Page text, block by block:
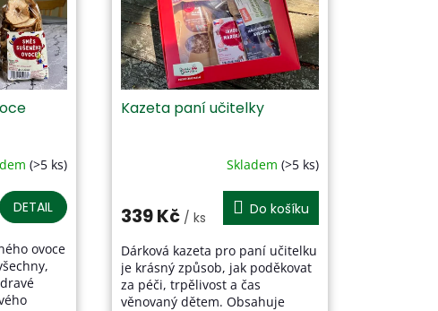
(>5 ks)
DETAIL
ovoce
Kazeta paní učitelky
je
z
5
hvězdiček.
Skladem (>5 ks)
339 Kč / ks Do košíku
Dárková kazeta pro paní učitelku
je krásný způsob, jak poděkovat
za péči, trpělivost a čas
věnovaný dětem. Obsahuje